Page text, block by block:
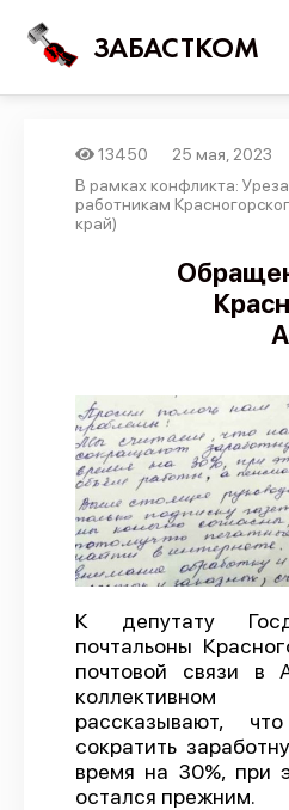
ЗАБАСТКОМ
Карта
Предложить
API
О
Политика
13450
25 мая, 2023
В рамках конфликта:
работникам
край)
К депутату
почтальоны
почтовой связи в
рассказывают,
сократить
время на 30%, при
остался прежним.